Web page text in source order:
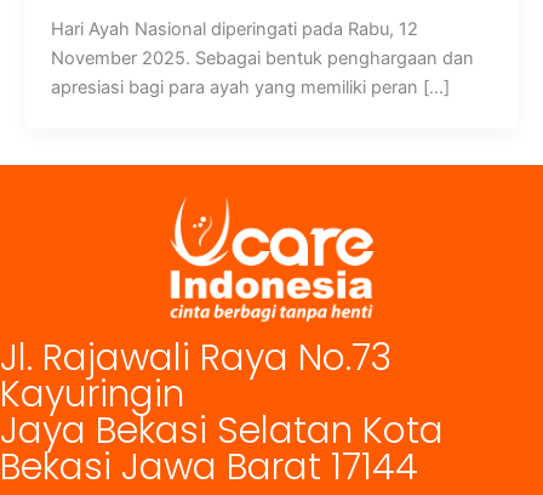
Hari Ayah Nasional diperingati pada Rabu, 12
November 2025. Sebagai bentuk penghargaan dan
apresiasi bagi para ayah yang memiliki peran […]
Jl. Rajawali Raya No.73
Kayuringin
Jaya Bekasi Selatan Kota
Bekasi Jawa Barat 17144